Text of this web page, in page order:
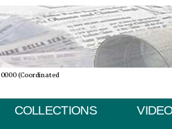
(Coordinated
COLLECTIONS